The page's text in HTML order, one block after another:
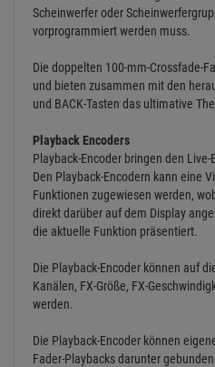
Scheinwerfer oder
vorprogrammiert werden muss.
Die doppelten 100-mm-Crossfade-
und bieten zusammen mit den
und BACK-Tasten das ultimative
Playback Encoders
Playback-Encoder bringen den
Den Playback-Encodern kann eine
Funktionen zugewiesen werden,
direkt darüber auf dem Display
die aktuelle Funktion präsentiert.
Die Playback-Encoder können auf
Kanälen, FX-Größe, FX-
werden.
Die Playback-Encoder können
Fader-Playbacks darunter